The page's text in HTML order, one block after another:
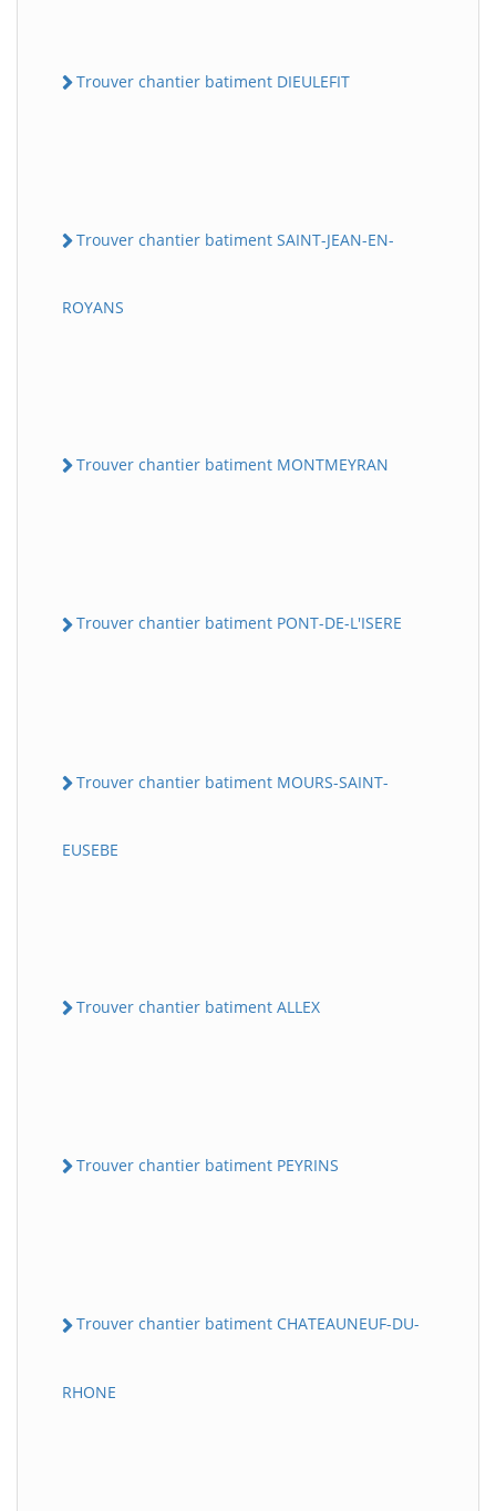
Trouver chantier batiment DIEULEFIT
Trouver chantier batiment SAINT-JEAN-EN-
ROYANS
Trouver chantier batiment MONTMEYRAN
Trouver chantier batiment PONT-DE-L'ISERE
Trouver chantier batiment MOURS-SAINT-
EUSEBE
Trouver chantier batiment ALLEX
Trouver chantier batiment PEYRINS
Trouver chantier batiment CHATEAUNEUF-DU-
RHONE